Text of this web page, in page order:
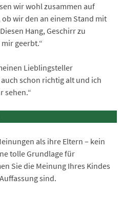
wir wohl zusammen auf
wir den an einem Stand mit
Hang, Geschirr zu
geerbt.“
Lieblingsteller
schon richtig alt und ich
sehen.“
als ihre Eltern – kein
tolle Grundlage für
Sie die Meinung Ihres Kindes
sind.